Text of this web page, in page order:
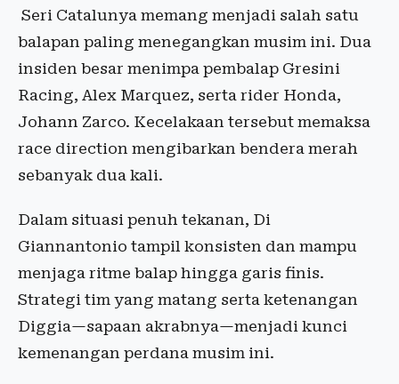
Seri Catalunya memang menjadi salah satu
balapan paling menegangkan musim ini. Dua
insiden besar menimpa pembalap Gresini
Racing, Alex Marquez, serta rider Honda,
Johann Zarco. Kecelakaan tersebut memaksa
race direction mengibarkan bendera merah
sebanyak dua kali.
Dalam situasi penuh tekanan, Di
Giannantonio tampil konsisten dan mampu
menjaga ritme balap hingga garis finis.
Strategi tim yang matang serta ketenangan
Diggia—sapaan akrabnya—menjadi kunci
kemenangan perdana musim ini.